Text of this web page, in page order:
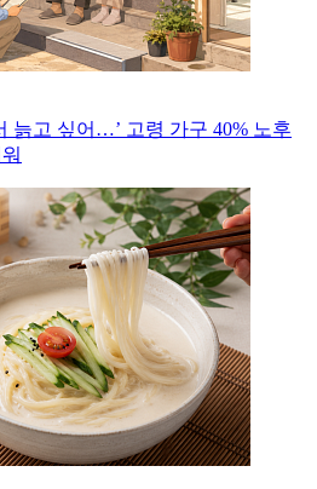
늙고 싶어…’ 고령 가구 40% 노후